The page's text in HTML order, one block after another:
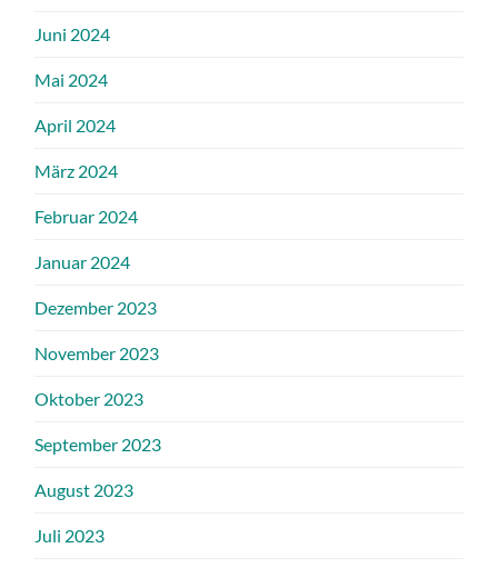
Juni 2024
Mai 2024
April 2024
März 2024
Februar 2024
Januar 2024
Dezember 2023
November 2023
Oktober 2023
September 2023
August 2023
Juli 2023